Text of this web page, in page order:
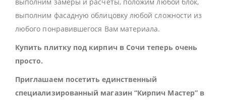
выполним фасадную облицовку любой сложности из
любого понравившегося Вам материала.
Купить плитку под кирпич в Сочи теперь очень
просто.
Приглашаем посетить единственный
специализированный магазин “Кирпич Мастер” в